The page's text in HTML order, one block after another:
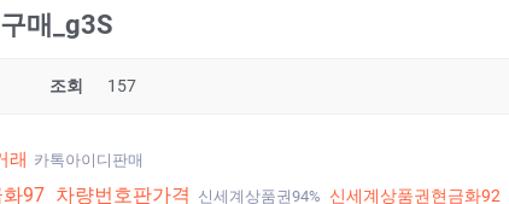
매_g3S
조회 157
래 카톡아이디판매
97 차량번호판가격 신세계상품권94% 신세계상품권현금화92